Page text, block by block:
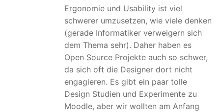
Ergonomie und Usability ist viel
schwerer umzusetzen, wie viele denken
(gerade Informatiker verweigern sich
dem Thema sehr). Daher haben es
Open Source Projekte auch so schwer,
da sich oft die Designer dort nicht
engagieren. Es gibt ein paar tolle
Design Studien und Experimente zu
Moodle, aber wir wollten am Anfang